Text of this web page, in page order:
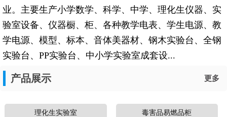
业。主要生产小学数学、科学、中学、理化生仪器、实
验室设备、仪器橱、柜、各种教学电表、学生电源、教
学电源、模型、标本、音体美器材、钢木实验台、全钢
实验台、PP实验台、中小学实验室成套设...
产品展示 更多
理化生实验室 毒害品易燃品柜